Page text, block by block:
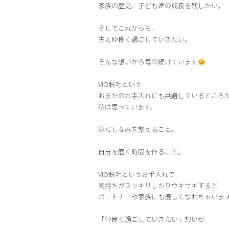
家族の歴史、子ども達の成長を残したい。
そしてこれからも、
夫と仲良く過ごしていきたい。
そんな想いから毎年続けています
VIO脱毛という
おまたのお手入れにも共通しているところ
私は思っています。
身だしなみを整えること。
自分を磨く時間を作ること。
VIO脱毛というお手入れで
気持ちがスッキリしたりウキウキすると
パートナーや家族にも優しくなれちゃいま
「仲良く過ごしていきたい」想いが